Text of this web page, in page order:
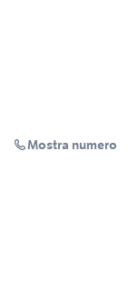
Mostra numero